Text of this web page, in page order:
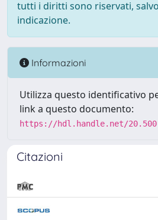
tutti i diritti sono riservati,
indicazione.
Informazioni
Utilizza questo identificativo
link a questo documento:
https://hdl.handle.net/
Citazioni